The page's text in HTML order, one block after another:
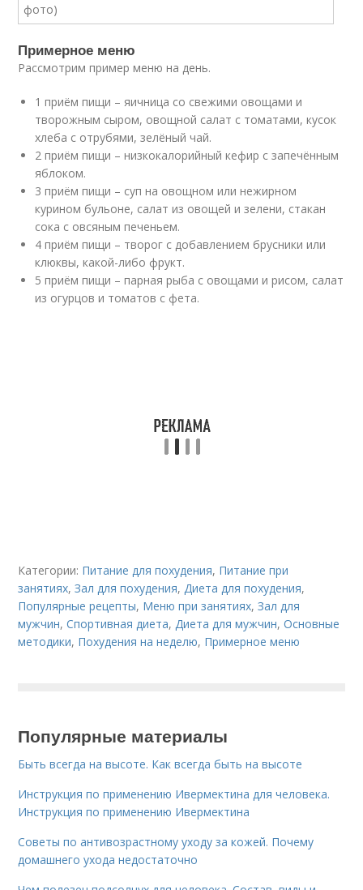
Примерное меню
Рассмотрим пример меню на день.
1 приём пищи – яичница со свежими овощами и
творожным сыром, овощной салат с томатами, кусок
хлеба с отрубями, зелёный чай.
2 приём пищи – низкокалорийный кефир с запечённым
яблоком.
3 приём пищи – суп на овощном или нежирном
курином бульоне, салат из овощей и зелени, стакан
сока с овсяным печеньем.
4 приём пищи – творог с добавлением брусники или
клюквы, какой-либо фрукт.
5 приём пищи – парная рыба с овощами и рисом, салат
из огурцов и томатов с фета.
Категории: Питание для похудения, Питание при
занятиях,Зал для похудения,Диета для похудения,
Популярные рецепты, Меню при занятиях,Зал для
мужчин,Спортивная диета,Диета для мужчин,Основные
методики, Похудения на неделю, Примерное меню
Популярные материалы
Быть всегда на высоте. Как всегда быть на высоте
Инструкция по применению Ивермектина для человека.
Инструкция по применению Ивермектина
Советы по антивозрастному уходу за кожей. Почему
домашнего ухода недостаточно